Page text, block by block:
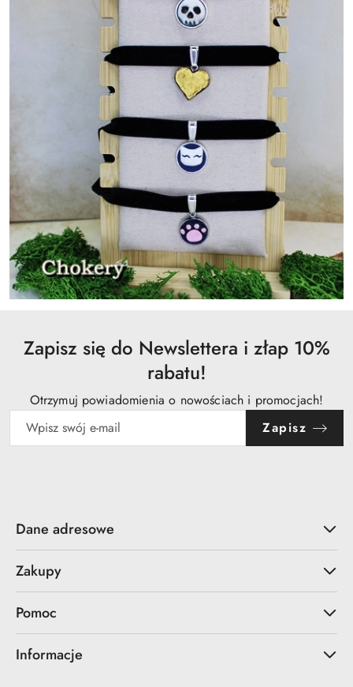
Zapisz się do Newslettera i złap 10%
rabatu!
Otrzymuj powiadomienia o nowościach i promocjach!
Zapisz
Dane adresowe
Zakupy
Pomoc
Informacje